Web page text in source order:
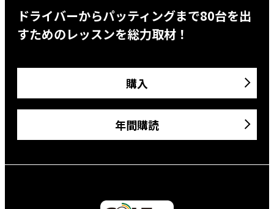
ドライバーからパッティングまで80台を出
すためのレッスンを総力取材！
購入
年間購読